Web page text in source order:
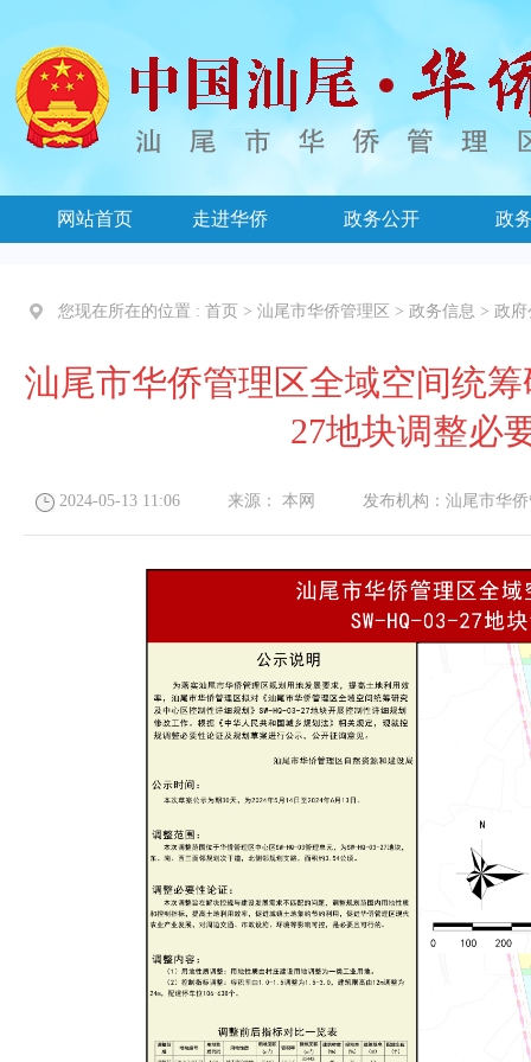
网站首页 走进华侨 政务公开 政
您现在所在的位置 : 首页 > 汕尾市华侨管理区 > 政务信息 > 政府
汕尾市华侨管理区全域空间统
27地块调整必
2024-05-13 11:06 来源： 本网 发布机构： 汕尾市华